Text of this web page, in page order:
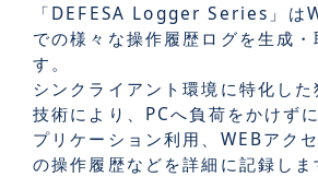
「DEFESA Logger Series」は
での様々な操作履歴ログを生成
す。
シンクライアント環境に特化し
技術により、PCへ負荷をかけず
プリケーション利用、WEBアク
の操作履歴などを詳細に記録しま